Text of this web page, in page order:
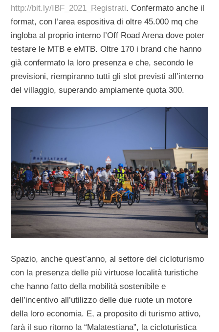
http://bit.ly/IBF_2021_Registrati. Confermato anche il
format, con l’area espositiva di oltre 45.000 mq che
ingloba al proprio interno l’Off Road Arena dove poter
testare le MTB e eMTB. Oltre 170 i brand che hanno
già confermato la loro presenza e che, secondo le
previsioni, riempiranno tutti gli slot previsti all’interno
del villaggio, superando ampiamente quota 300.
Spazio, anche quest’anno, al settore del cicloturismo
con la presenza delle più virtuose località turistiche
che hanno fatto della mobilità sostenibile e
dell’incentivo all’utilizzo delle due ruote un motore
della loro economia. E, a proposito di turismo attivo,
farà il suo ritorno la “Malatestiana”, la cicloturistica